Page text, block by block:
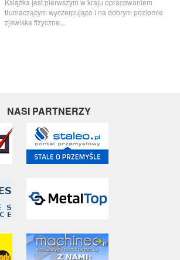
Książka jest pierwszym w kraju opracowaniem
tłumaczącym wyczerpująco i na dobrym poziomie
zjawiska fizyczne...
NASI PARTNERZY